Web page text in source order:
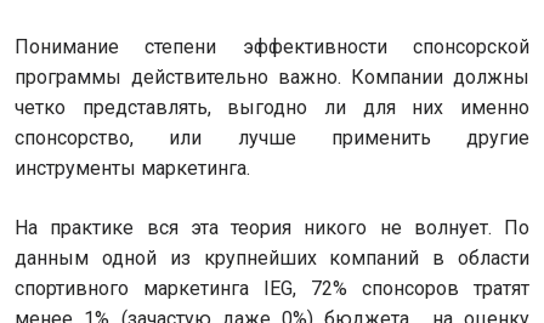
Понимание степени эффективности спонсорской
программы действительно важно. Компании должны
четко представлять, выгодно ли для них именно
спонсорство, или лучше применить другие
инструменты маркетинга.
На практике вся эта теория никого не волнует. По
данным одной из крупнейших компаний в области
спортивного маркетинга IEG, 72% спонсоров тратят